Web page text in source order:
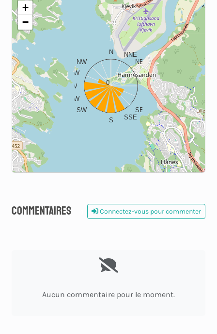
N
NNE
NE
ENE
E
ESE
SE
SSE
S
SW
WSW
W
WNW
NW
0
+
−
Commentaires Connectez-vous pour commenter
Aucun commentaire pour le moment.